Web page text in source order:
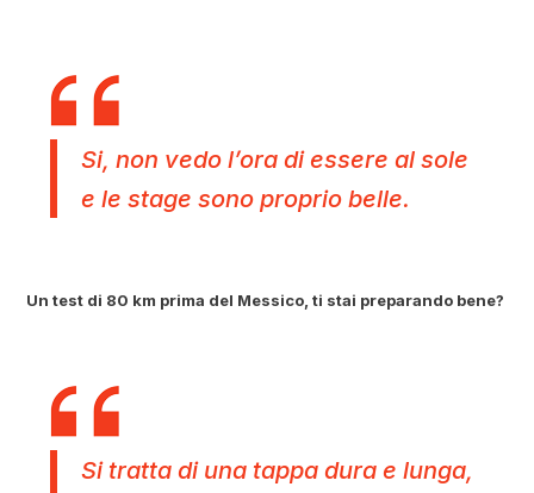
Si, non vedo l’ora di essere al sole
e le stage sono proprio belle.
Un test di 80 km prima del Messico, ti stai preparando bene?
Si tratta di una tappa dura e lunga,